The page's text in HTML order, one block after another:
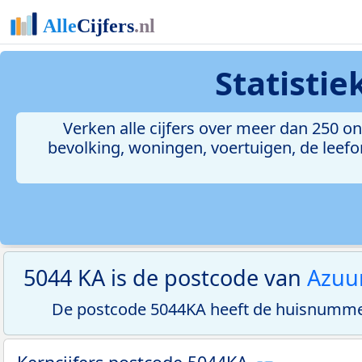
Verken alle cijfers over meer dan 250
bevolking, woningen, voertuigen, de
5044 KA is de postcode van
De postcode 5044KA heeft de